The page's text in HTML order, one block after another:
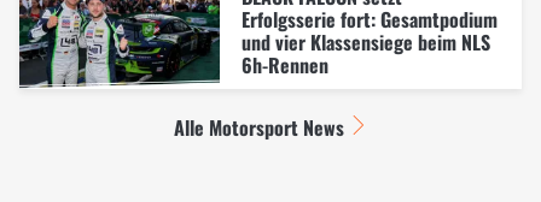
Erfolgsserie fort: Gesamtpodium
und vier Klassensiege beim NLS
6h-Rennen
Alle Motorsport News